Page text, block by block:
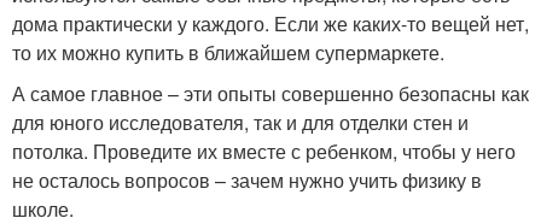
дома практически у каждого. Если же каких-то вещей нет,
то их можно купить в ближайшем супермаркете.
А самое главное – эти опыты совершенно безопасны как
для юного исследователя, так и для отделки стен и
потолка. Проведите их вместе с ребенком, чтобы у него
не осталось вопросов – зачем нужно учить физику в
школе.